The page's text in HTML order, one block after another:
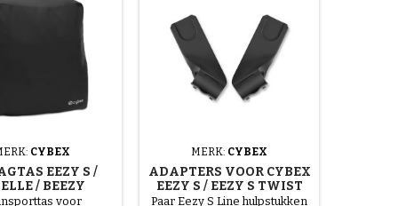
CYBEX
EEZY S /
/ BEEZY
voor
MERK: CYBEX
ADAPTERS VOOR CYBEX
EEZY S / EEZY S TWIST
KINDERWAGEN
Paar Eezy S Line hulpstukken